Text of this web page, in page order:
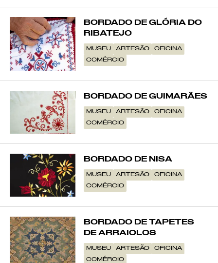
BORDADO DE GLÓRIA DO
RIBATEJO
MUSEU ARTESÃO
OFICINA
COMÉRCIO
BORDADO DE GUIMARÃES
MUSEU ARTESÃO
OFICINA
COMÉRCIO
BORDADO DE NISA
MUSEU ARTESÃO
OFICINA
COMÉRCIO
BORDADO DE TAPETES
DE ARRAIOLOS
MUSEU ARTESÃO
OFICINA
COMÉRCIO